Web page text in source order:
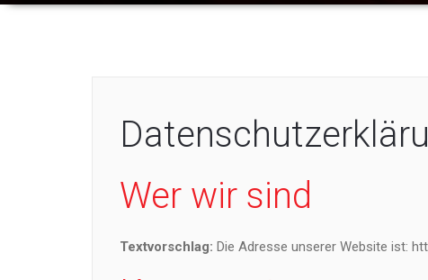
Wer wir sind
Textvorschlag: Die Adresse unserer Website ist: